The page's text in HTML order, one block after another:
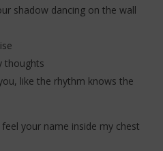
VIEWING
shadow dancing on the wall
thoughts
like the rhythm knows the
your name inside my chest